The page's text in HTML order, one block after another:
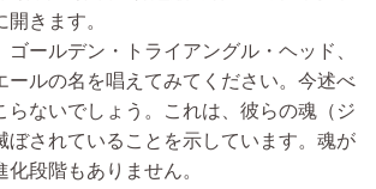
きます。
ールデン・トライアングル・ヘッド、
ールの名を唱えてみてください。今述べ
らないでしょう。これは、彼らの魂（ジ
ぼされていることを示しています。魂が
段階もありません。